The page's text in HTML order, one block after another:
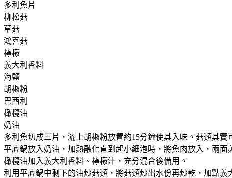
多利魚片
柳松菇
草菇
鴻喜菇
檸檬
義大利香料
海鹽
胡椒粉
巴西利
橄欖油
奶油
多利魚切成三片，灑上胡椒粉放置約15分鐘使其入味。菇類其實
平底鍋放入奶油，加熱融化直到起小細泡時，將魚肉放入，兩面
橄欖油加入義大利香料、檸檬汁，充分混合後備用。
利用平底鍋中剩下的油炒菇類，將菇類炒出水份再炒乾，加點義